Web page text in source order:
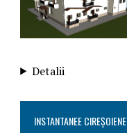
Detalii
INSTANTANEE CIREȘOIENE